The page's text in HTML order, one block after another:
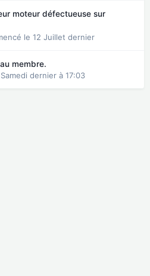
moteur défectueuse sur
le 12 Juillet dernier
membre.
Samedi dernier à 17:03